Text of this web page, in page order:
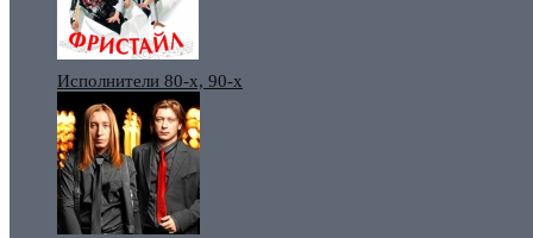
Исполнители 80-х, 90-х